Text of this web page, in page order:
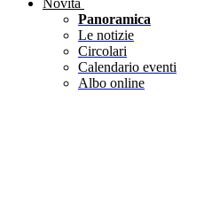
Novità
Panoramica
Le notizie
Circolari
Calendario eventi
Albo online